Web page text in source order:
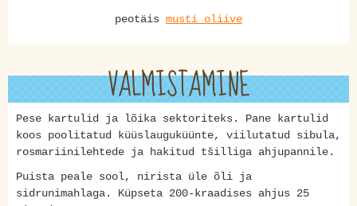
peotäis musti oliive
VALMISTAMINE
Pese kartulid ja lõika sektoriteks. Pane kartulid
koos poolitatud küüslauguküünte, viilutatud sibula,
rosmariinilehtede ja hakitud tšilliga ahjupannile.
Puista peale sool, nirista üle õli ja
sidrunimahlaga. Küpseta 200-kraadises ahjus 25